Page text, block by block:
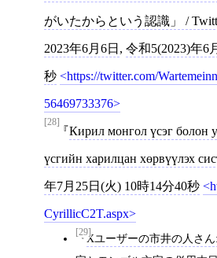
がいたからという認識」 /
2023年6月6日 , 令和5(2023)年6
秒 https://twitter.com/
56469733376
[28]
Кирил монгол үсэг болон
үсгийн харилцан хөрвүүлэх
年7月25日(火) 10時14分40秒
CyrillicC2T.aspx
[29]Xユーザーの市井の人さ